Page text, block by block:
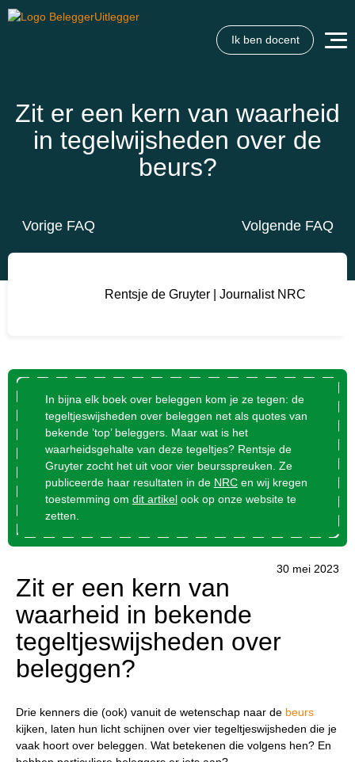
Ik ben docent
Zit er een kern van waarheid
in tegelwijsheden over de
beurs?
Vorige FAQ Volgende FAQ
Rentsje de Gruyter | Journalist NRC
In bijna elk boek over beleggen kom je ze tegen: de
tegeltjeswijsheden over beleggen net als quotes van
bekende ’top’ beleggers. Maar wat is het
waarheidsgehalte van deze tegeltjes? Rentsje de
Gruyter zocht het uit voor vier beursspreuken. Ze
publiceerde haar resultaten in de NRCen wij kregen
toestemming om dit artikelook op onze website te
zetten.
30 mei 2023
Zit er een kern van
waarheid in bekende
tegeltjeswijsheden over
beleggen?
Drie kenners die (ook) vanuit de wetenschap naar de beurs
kijken, laten hun licht schijnen over vier tegeltjeswijsheden die je
vaak hoort over beleggen. Wat betekenen die volgens hen? En